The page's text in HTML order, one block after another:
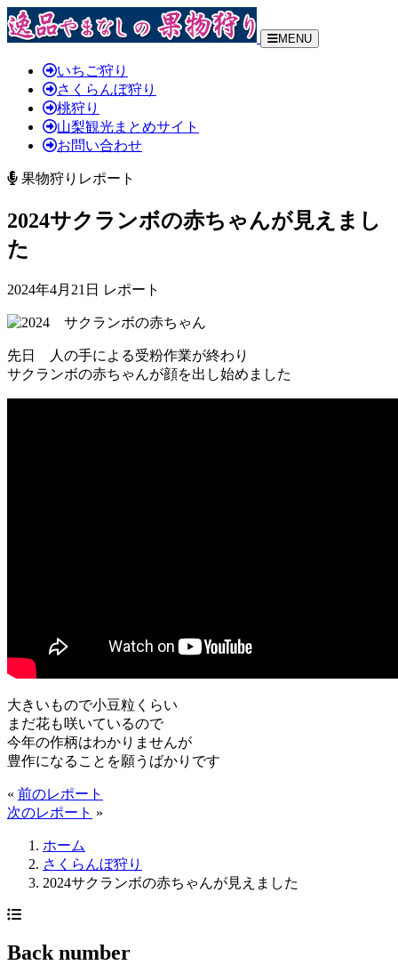
MENU
いちご狩り
さくらんぼ狩り
桃狩り
山梨観光まとめサイト
お問い合わせ
果物狩りレポート
2024サクランボの赤ちゃんが見えまし
た
2024年4月21日 レポート
先日 人の手による受粉作業が終わり
サクランボの赤ちゃんが顔を出し始めました
大きいもので小豆粒くらい
まだ花も咲いているので
今年の作柄はわかりませんが
豊作になることを願うばかりです
« 前のレポート
次のレポート »
ホーム
さくらんぼ狩り
2024サクランボの赤ちゃんが見えました
Back number